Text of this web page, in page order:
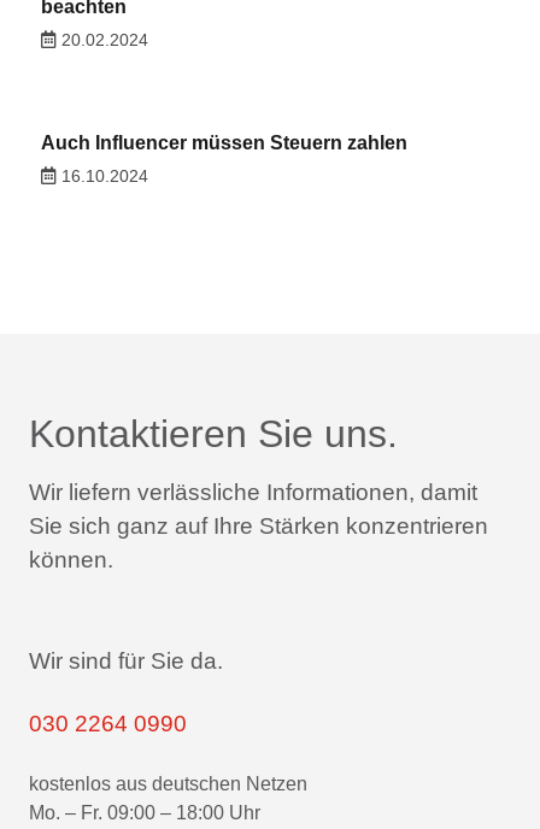
beachten
20.02.2024
Auch Influencer müssen Steuern zahlen
16.10.2024
Kontaktieren Sie uns.
Wir liefern verlässliche Informationen, damit
Sie sich ganz auf Ihre Stärken konzentrieren
können.
Wir sind für Sie da.
030 2264 0990
kostenlos aus deutschen Netzen
Mo. – Fr. 09:00 – 18:00 Uhr